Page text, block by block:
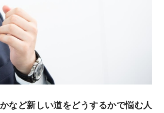
ど新しい道をどうするかで悩む人